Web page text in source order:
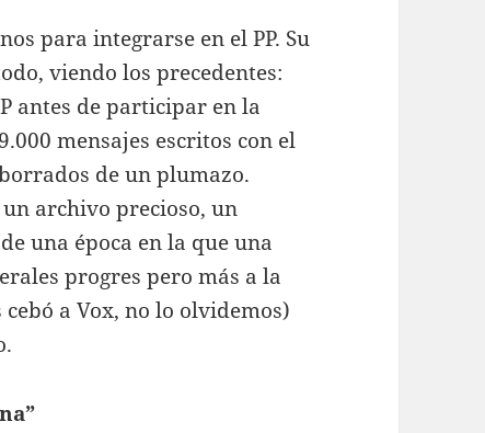
para integrarse en el PP. Su
viendo los precedentes:
antes de participar en la
mensajes escritos con el
de un plumazo.
archivo precioso, un
una época en la que una
progres pero más a la
a Vox, no lo olvidemos)